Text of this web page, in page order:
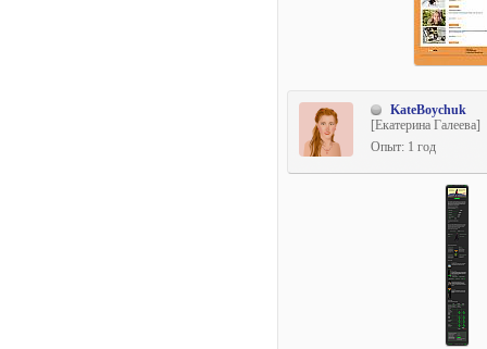
KateBoychuk
[Екатерина Галеева]
Опыт: 1 год